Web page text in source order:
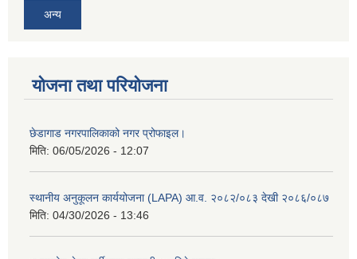
अन्य
योजना तथा परियोजना
छेडागाड नगरपालिकाको नगर प्रोफाइल।
मिति: 06/05/2026 - 12:07
स्थानीय अनुकूलन कार्ययोजना (LAPA) आ.व. २०८२/०८३ देखी २०८६/०८७
मिति: 04/30/2026 - 13:46